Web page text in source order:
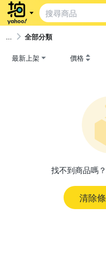
全部分類
最新上架 價格
找不到商品嗎
清除